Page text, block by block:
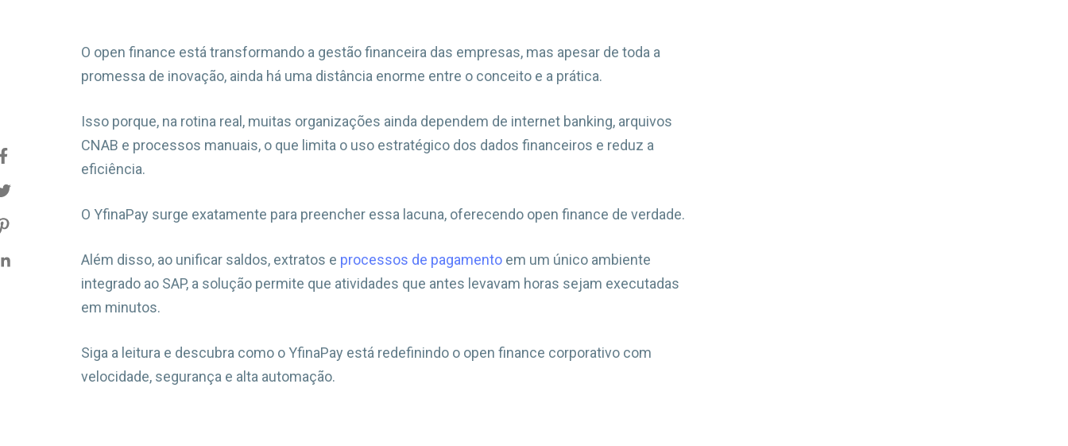
O open finance está transformando a gestão financeira das empresas, mas apesar de toda a
promessa de inovação, ainda há uma distância enorme entre o conceito e a prática.
Isso porque, na rotina real, muitas organizações ainda dependem de internet banking, arquivos
CNAB e processos manuais, o que limita o uso estratégico dos dados financeiros e reduz a
eficiência.
O YfinaPay surge exatamente para preencher essa lacuna, oferecendo open finance de verdade.
Além disso, ao unificar saldos, extratos e processos de pagamento em um único ambiente
integrado ao SAP, a solução permite que atividades que antes levavam horas sejam executadas
em minutos.
Siga a leitura e descubra como o YfinaPay está redefinindo o open finance corporativo com
velocidade, segurança e alta automação.